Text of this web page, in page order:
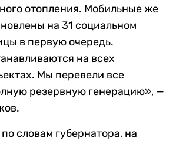
отопления. Мобильные же
на 31 социальном
в первую очередь.
на всех
Мы перевели все
резервную генерацию», —
словам губернатора, на